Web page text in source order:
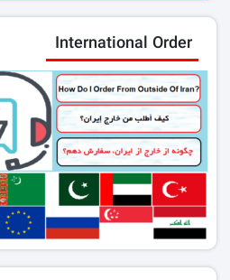
International Order